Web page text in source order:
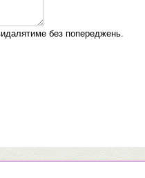
без попереджень.